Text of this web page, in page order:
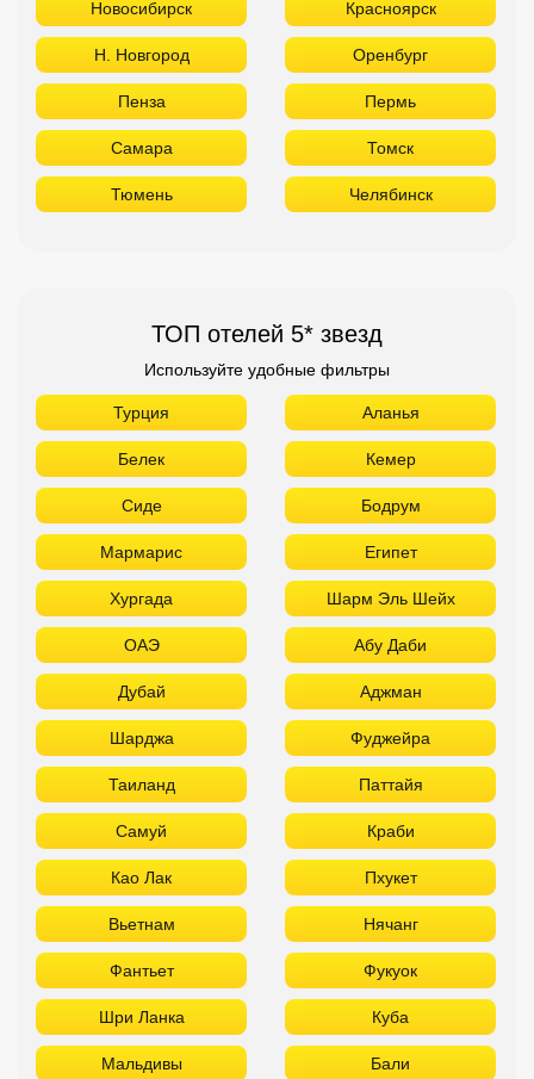
Новосибирск Красноярск
Н. Новгород Оренбург
Пенза Пермь
Самара Томск
Тюмень Челябинск
ТОП отелей 5* звезд
Используйте удобные фильтры
Турция Аланья
Белек Кемер
Сиде Бодрум
Мармарис Египет
Хургада Шарм Эль Шейх
ОАЭ Абу Даби
Дубай Аджман
Шарджа Фуджейра
Таиланд Паттайя
Самуй Краби
Као Лак Пхукет
Вьетнам Нячанг
Фантьет Фукуок
Шри Ланка Куба
Мальдивы Бали